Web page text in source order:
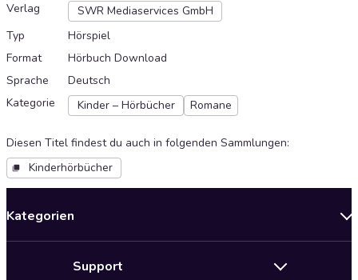
Verlag
SWR Mediaservices GmbH
Typ
Hörspiel
Format
Hörbuch Download
Sprache
Deutsch
Kategorie
Kinder – Hörbücher Romane
Diesen Titel findest du auch in folgenden Sammlungen:
Kinderhörbücher
Kategorien
Support